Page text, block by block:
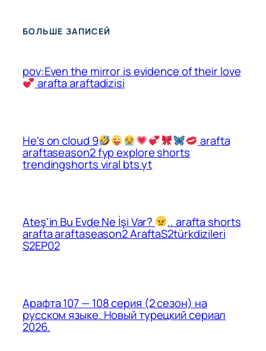
БОЛЬШЕ ЗАПИСЕЙ
pov:Even the mirror is evidence of their love
arafta araftadizisi
He's on cloud 9 arafta
araftaseason2 fyp explore shorts
trendingshorts viral bts yt
Ateş'in Bu Evde Ne İşi Var? .. arafta shorts
arafta araftaseason2 AraftaS2türkdizileri
S2EP02
Арафта 107 — 108 серия (2 сезон) на
русском языке. Новый турецкий сериал
2026.